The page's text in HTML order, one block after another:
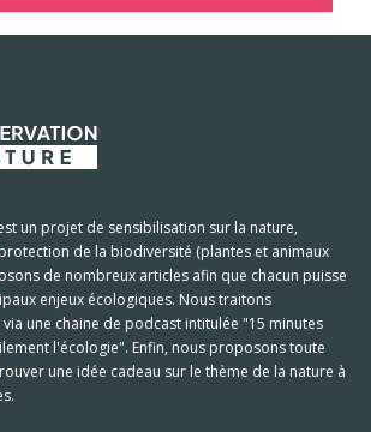
un projet de sensibilisation sur la nature,
de la biodiversité (plantes et animaux
de nombreux articles afin que chacun puisse
enjeux écologiques. Nous traitons
une chaine de podcast intitulée "15 minutes
l'écologie". Enfin, nous proposons toute
une idée cadeau sur le thème de la nature à